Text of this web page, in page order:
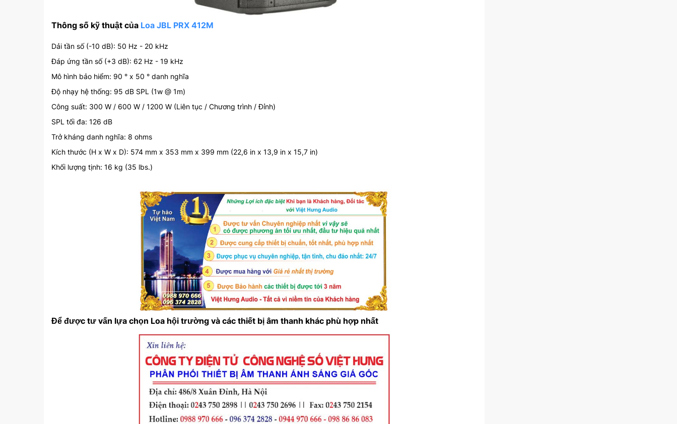
Thông số kỹ thuật của Loa JBL PRX 412M
Dải tần số (-10 dB): 50 Hz - 20 kHz
Đáp ứng tần số (+3 dB): 62 Hz - 19 kHz
Mô hình bảo hiểm: 90 ° x 50 ° danh nghĩa
Độ nhạy hệ thống: 95 dB SPL (1w @ 1m)
Công suất: 300 W / 600 W / 1200 W (Liên tục / Chương trình / Đỉnh)
SPL tối đa: 126 dB
Trở kháng danh nghĩa: 8 ohms
Kích thước (H x W x D): 574 mm x 353 mm x 399 mm (22,6 in x 13,9 in x 15,7 in)
Khối lượng tịnh: 16 kg (35 lbs.)
Để được tư vấn lựa chọn Loa hội trường và các thiết bị âm thanh khác phù hợp nhất